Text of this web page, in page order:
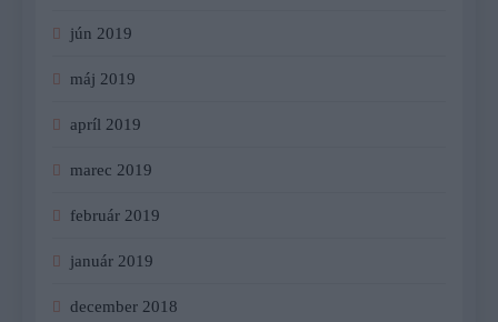
jún 2019
máj 2019
apríl 2019
marec 2019
február 2019
január 2019
december 2018